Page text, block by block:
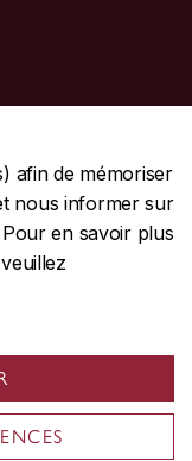
afin de mémoriser
nous informer sur
en savoir plus
Confidentialité